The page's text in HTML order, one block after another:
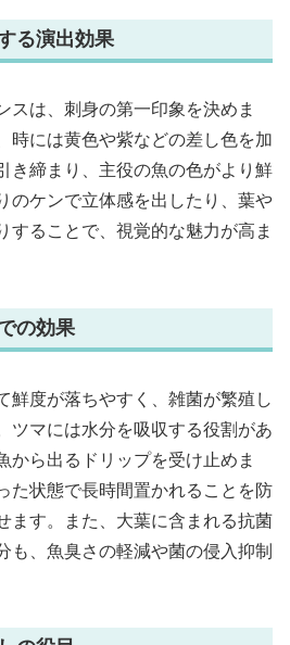
る演出効果
スは、刺身の第一印象を決めま
時には黄色や紫などの差し色を加
き締まり、主役の魚の色がより鮮
のケンで立体感を出したり、葉や
することで、視覚的な魅力が高ま
の効果
鮮度が落ちやすく、雑菌が繁殖し
ツマには水分を吸収する役割があ
から出るドリップを受け止めま
た状態で長時間置かれることを防
ます。また、大葉に含まれる抗菌
も、魚臭さの軽減や菌の侵入抑制